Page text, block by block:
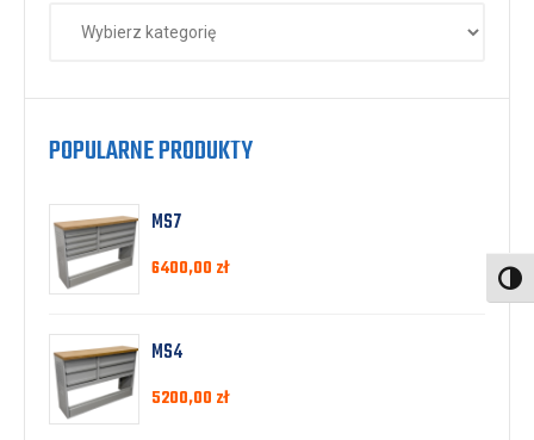
POPULARNE PRODUKTY
MS7
6400,00 zł
MS4
5200,00 zł